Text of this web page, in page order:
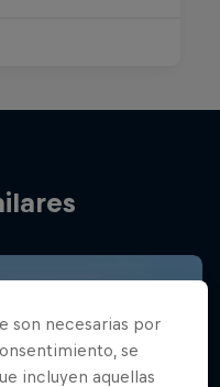
son necesarias por
se
incluyen aquellas